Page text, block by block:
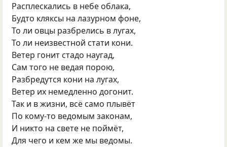
Расплескались в небе облака,
Будто кляксы на лазурном фоне,
То ли овцы разбрелись в лугах,
То ли неизвестной стати кони.
Ветер гонит стадо наугад,
Сам того не ведая порою,
Разбредутся кони на лугах,
Ветер их немедленно догонит.
Так и в жизни, всё само плывёт
По кому-то ведомым законам,
И никто на свете не поймёт,
Для чего и кем же мы ведомы.